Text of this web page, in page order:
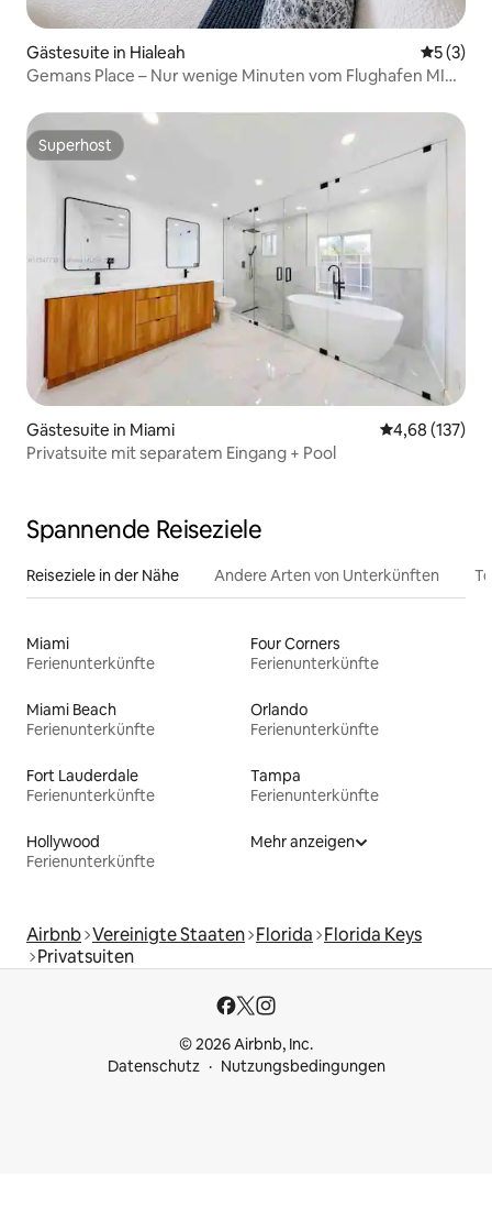
Gästesuite in Hialeah
5 (3)
Gemans Place – Nur wenige Minuten vom Flughafen MIA
Superhost
Superhost
Gästesuite in Miami
4,68 (137)
Privatsuite mit separatem Eingang + Pool
Spannende Reiseziele
Reiseziele in der Nähe Andere Arten von Unterkünften
Miami
Ferienunterkünfte
Four Corners
Ferienunterkünfte
Miami Beach
Ferienunterkünfte
Orlando
Ferienunterkünfte
Fort Lauderdale
Ferienunterkünfte
Tampa
Ferienunterkünfte
Hollywood
Ferienunterkünfte
Mehr anzeigen
Airbnb Vereinigte Staaten Florida Florida Keys
Privatsuiten
© 2026 Airbnb, Inc.
Datenschutz
Nutzungsbedingungen